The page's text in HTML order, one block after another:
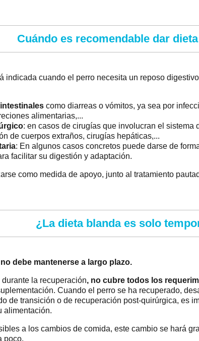
Cuándo es recomendable dar
indicada cuando el perro necesita un reposo
como diarreas o vómitos, ya sea por
alimentarias,...
: en casos de cirugías que involucran el sistema
de cuerpos extraños, cirugías hepáticas,...
: En algunos casos concretos puede darse de
facilitar su digestión y adaptación.
como medida de apoyo, junto al tratamiento
¿La dieta blanda es solo
no debe mantenerse a largo plazo.
la recuperación, no cubre todos los
Cuando el perro se ha recuperado,
de transición o de recuperación post-quirúrgica, es
alimentación.
a los cambios de comida, este cambio se hará
poco.